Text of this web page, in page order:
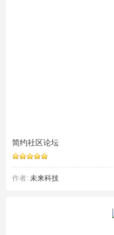
简约社区论坛
作者: 未来科技